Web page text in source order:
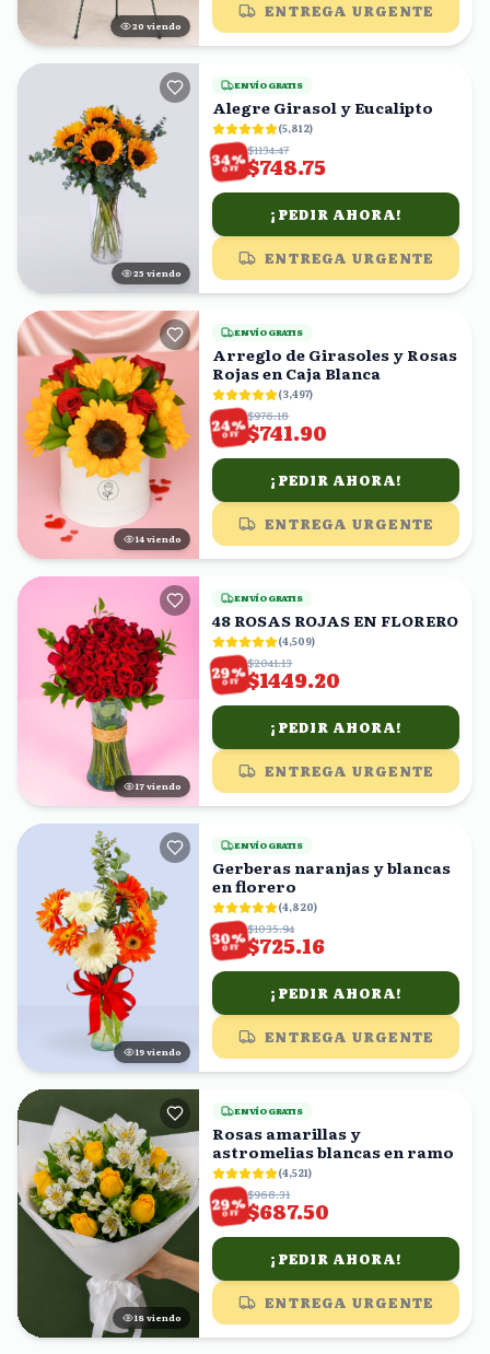
20 viendo
ENTREGA URGENTE
24 viendo
ENVÍO GRATIS
Alegre Girasol y Eucalipto
(5,812)
34%
OFF
$1134.47
$748.75
¡PEDIR AHORA!
ENTREGA URGENTE
13 viendo
ENVÍO GRATIS
Arreglo de Girasoles y Rosas
Rojas en Caja Blanca
(3,497)
24%
OFF
$976.18
$741.90
¡PEDIR AHORA!
ENTREGA URGENTE
17 viendo
ENVÍO GRATIS
48 ROSAS ROJAS EN FLORERO
(4,509)
29%
OFF
$2041.13
$1449.20
¡PEDIR AHORA!
ENTREGA URGENTE
19 viendo
ENVÍO GRATIS
Gerberas naranjas y blancas
en florero
(4,820)
30%
OFF
$1035.94
$725.16
¡PEDIR AHORA!
ENTREGA URGENTE
17 viendo
ENVÍO GRATIS
Rosas amarillas y
astromelias blancas en ramo
(4,521)
29%
OFF
$968.31
$687.50
¡PEDIR AHORA!
ENTREGA URGENTE